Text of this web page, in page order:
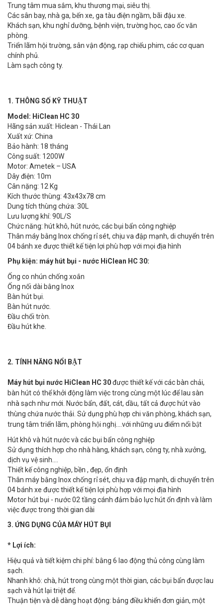
Trung tâm mua sắm, khu thương mại, siêu thị.
Các sân bay, nhà ga, bến xe, ga tàu điện ngầm, bãi đậu xe.
Khách sạn, khu nghỉ dưỡng, bệnh viện, trường học, cao ốc văn
phòng.
Triển lãm hội trường, sân vận động, rạp chiếu phim, các cơ quan
chính phủ.
Làm sạch công ty.
1. THÔNG SỐ KỸ THUẬT
Model: HiClean HC 30
Hãng sản xuất: Hiclean - Thái Lan
Xuất xứ: China
Bảo hành: 18 tháng
Công suất: 1200W
Motor: Ametek – USA
Dây điện: 10m
Cân nặng: 12 Kg
Kích thước thùng: 43x43x78 cm
Dung tích thùng chứa: 30L
Lưu lượng khí: 90L/S
Chức năng: hút khô, hút nước, các bụi bẩn công nghiệp
Thân máy bằng Inox chống rỉ sét, chịu va đập mạnh, di chuyển trên
04 bánh xe được thiết kế tiện lợi phù hợp với mọi địa hình
Phụ kiện: máy hút bụi - nước HiClean HC 30:
Ống co nhún chống xoắn
Ống nối dài bằng Inox
Bàn hút bụi.
Bàn hút nước.
Đầu chổi tròn.
Đầu hút khe.
2. TÍNH NĂNG NỔI BẬT
Máy hút bụi nước HiClean HC 30được thiết kế với các bàn chải,
bàn hút có thể khởi động làm việc trong cùng một lúc để lau sàn
nhà sạch như mới. Nước bẩn, đất, cát, dầu, tất cả được hút vào
thùng chứa nước thải. Sử dụng phù hợp chi văn phòng, khách sạn,
trung tâm triển lãm, phòng hội nghị….với những ưu điểm nổi bật
Hút khô và hút nước và các bụi bẩn công nghiệp
Sử dụng thích hợp cho nhà hàng, khách sạn, công ty, nhà xưởng,
dịch vụ vệ sinh....
Thiết kế công nghiệp, bền , đẹp, ổn định
Thân máy bằng Inox chống rỉ sét, chịu va đập mạnh, di chuyển trên
04 bánh xe được thiết kế tiện lợi phù hợp với mọi địa hình
Motor hút bụi - nước 02 tầng cánh đảm bảo lực hút ổn định và làm
việc được trong thời gian dài
3. ỨNG DỤNG CỦA MÁY HÚT BỤI
* Lợi ích:
Hiệu quả và tiết kiệm chi phí: bằng 6 lao động thủ công cùng làm
sạch.
Nhanh khô: chà, hút trong cùng một thời gian, các bụi bẩn được lau
sạch và hút lại triệt để.
Thuận tiện và dễ dàng hoạt động: bảng điều khiển đơn giản, một